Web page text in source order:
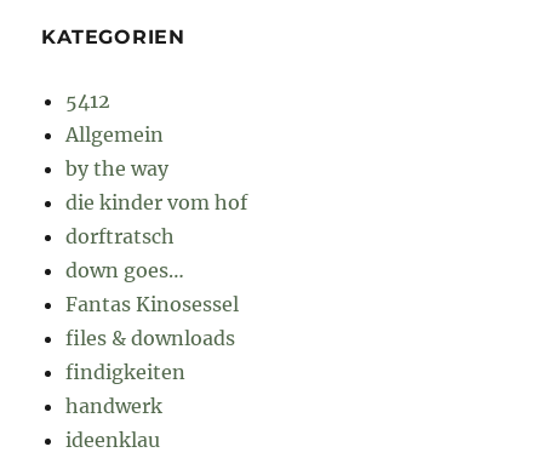
KATEGORIEN
5412
Allgemein
by the way
die kinder vom hof
dorftratsch
down goes…
Fantas Kinosessel
files & downloads
findigkeiten
handwerk
ideenklau